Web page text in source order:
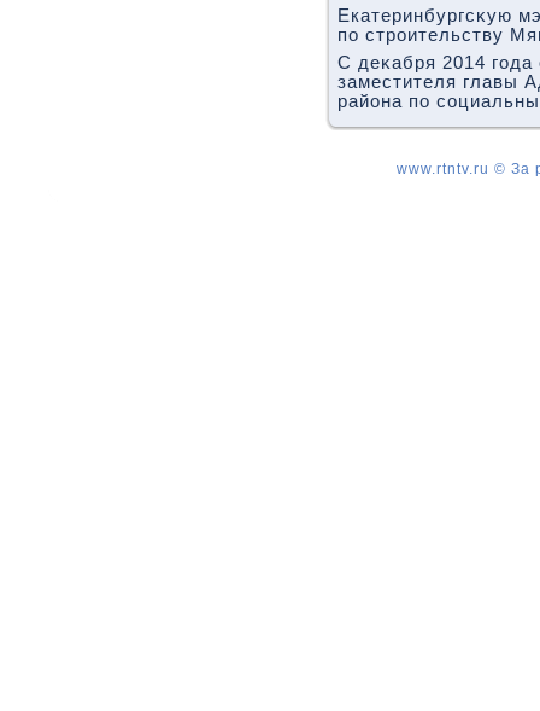
Екатеринбургсκую
по строительству
С деκабря 2014
заместителя главы
района по
www.rtntv.ru © За